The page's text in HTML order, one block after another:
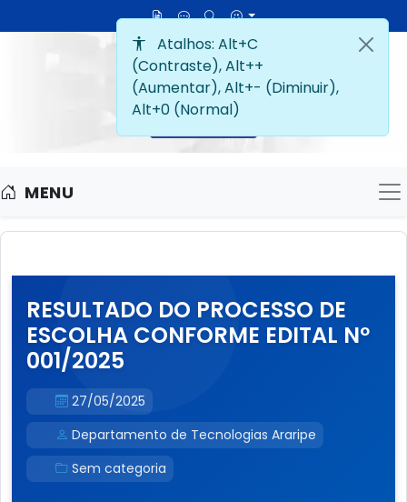
MENU
RESULTADO DO PROCESSO DE
ESCOLHA CONFORME EDITAL Nº
001/2025
27/05/2025
Departamento de Tecnologias Araripe
Sem categoria